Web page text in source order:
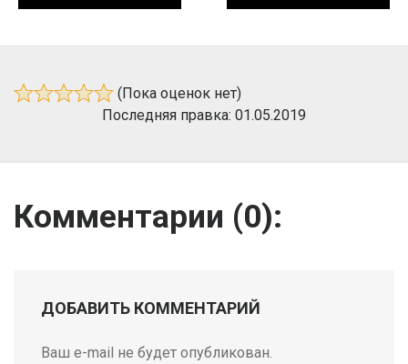
(Пока оценок нет)
Последняя правка: 01.05.2019
Комментарии (0):
ДОБАВИТЬ КОММЕНТАРИЙ
Ваш e-mail не будет опубликован.